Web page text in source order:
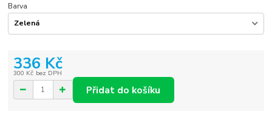
Barva
336 Kč
300 Kč bez DPH
Přidat do košíku